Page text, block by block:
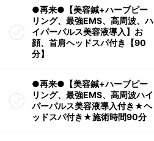
●再来●【美容鍼+ハーブピー
リング、最強EMS、高周波、ハ
イパーパルス美容液導入】お
顔、首肩ヘッドスパ付き【90
分】
●再来●【美容鍼+ハーブピー
リング、最強EMS、高周波ハイ
パーパルス美容液導入付き★ヘ
ッドスパ付き★施術時間90分